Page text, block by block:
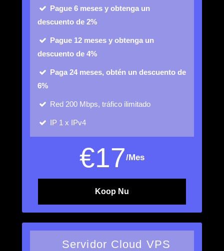
Pague 6 meses y obtenga un
descuento de 2%
Pague 12 meses y obtenga un
descuento de 4%
Paga 24 meses, obtén un descuento de
6%
Red 200 Mbps, tráfico ilimitado
IP 1 x IPv4
€17/Mes
Koop Nu
Servidor Cloud VPS